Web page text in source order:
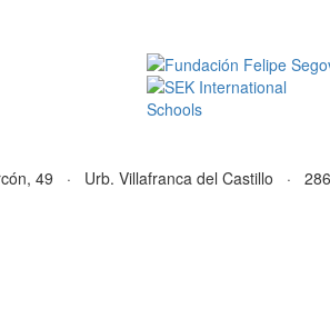
49 · Urb. Villafranca del Castillo ·